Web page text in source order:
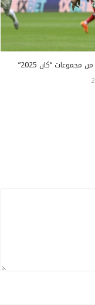
“كان 2025”